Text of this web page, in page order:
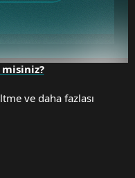
ve daha fazlası